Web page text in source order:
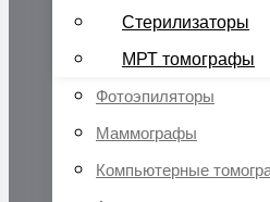
Стерилизаторы
МРТ томографы
Фотоэпиляторы
Маммографы
Компьютерные